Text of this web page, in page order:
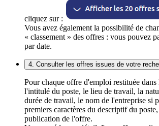
cliquez sur :
Vous avez également la possibilité de
« classement » des offres : vous pouvez
par date.
4. Consulter les offres issues de votre
Pour chaque offre d'emploi restituée
l'intitulé du poste, le lieu de travail, la
durée de travail, le nom de l'entreprise si
premiers caractères du descriptif du
publication de l'offre.